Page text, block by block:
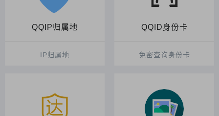
QQIP归属地
IP归属地
QQID身份卡
免密查询身份卡